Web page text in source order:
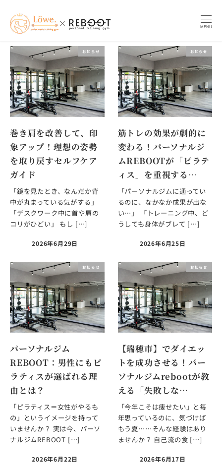
MENU
お知らせ
巻き肩を改善して、印
象アップ！理想の姿勢
を取り戻すセルフケア
ガイド
「鏡を見たとき、なんだか背
中が丸まっている気がする」
「デスクワーク中に首や肩の
コリがひどい」 もし […]
2026年6月29日
お知らせ
筋トレの効果が劇的に
変わる！パーソナルジ
ムREBOOTが「ピラテ
ィス」を重視する…
「パーソナルジムに通ってい
るのに、なかなか成果が出な
い…」 「トレーニング中、ど
うしても身体がブレて […]
2026年6月25日
お知らせ
パーソナルジム
REBOOT：男性にもピ
ラティスが選ばれる理
由とは？
「ピラティス＝女性がやるも
の」というイメージを持って
いませんか？ 実は今、パーソ
ナルジムREBOOT […]
2026年6月22日
お知らせ
【瑞穂市】でダイエッ
トを成功させる！パー
ソナルジムrebootが教
える「失敗しな…
「今年こそは痩せたい」と毎
年思っているのに、気づけば
もう夏……そんな経験はあり
ませんか？ 自己流の食 […]
2026年6月17日